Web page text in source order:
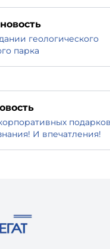
геологического
парка
И впечатления!